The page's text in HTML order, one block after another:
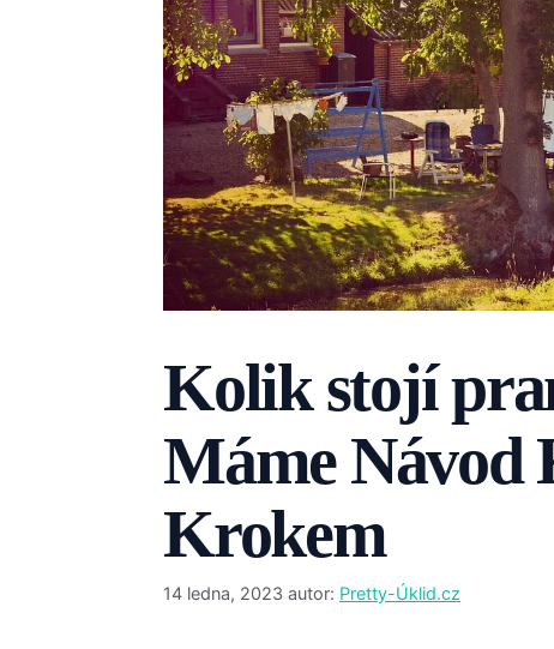
Kolik stojí
Máme Návod
Krokem
14 ledna, 2023 autor: Pretty-Úklid.cz